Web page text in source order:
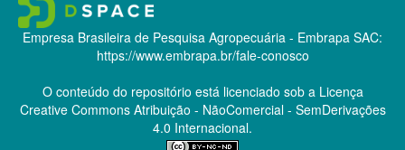
Empresa Brasileira de Pesquisa Agropecuária - Embrapa SAC:
https://www.embrapa.br/fale-conosco
O conteúdo do repositório está licenciado sob a Licença
Creative CommonsAtribuição - NãoComercial - SemDerivações
4.0 Internacional.